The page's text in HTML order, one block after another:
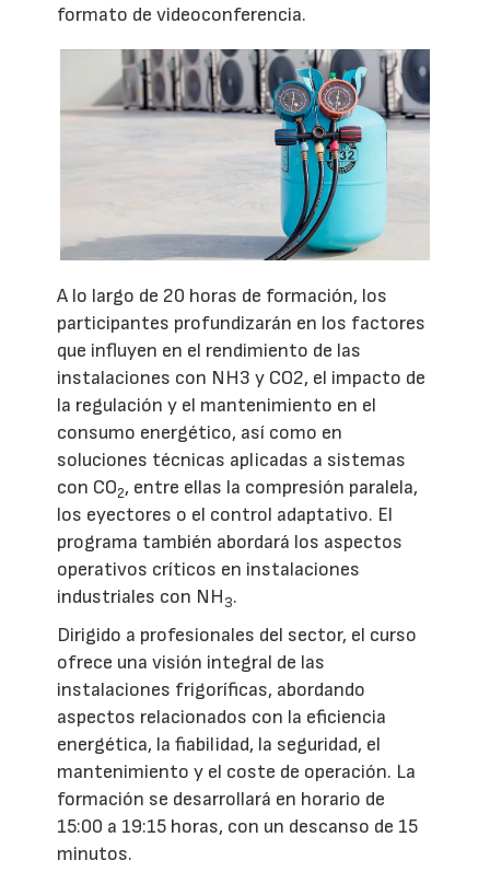
formato de videoconferencia.
A lo largo de 20 horas de formación, los
participantes profundizarán en los factores
que influyen en el rendimiento de las
instalaciones con NH3 y CO2, el impacto de
la regulación y el mantenimiento en el
consumo energético, así como en
soluciones técnicas aplicadas a sistemas
con CO2, entre ellas la compresión paralela,
los eyectores o el control adaptativo. El
programa también abordará los aspectos
operativos críticos en instalaciones
industriales con NH3.
Dirigido a profesionales del sector, el curso
ofrece una visión integral de las
instalaciones frigoríficas, abordando
aspectos relacionados con la eficiencia
energética, la fiabilidad, la seguridad, el
mantenimiento y el coste de operación. La
formación se desarrollará en horario de
15:00 a 19:15 horas, con un descanso de 15
minutos.